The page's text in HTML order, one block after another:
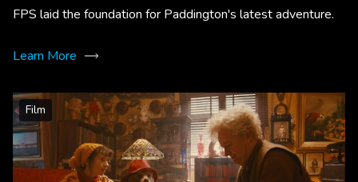
FPS laid the foundation for Paddington's latest adventure.
Learn More
Film